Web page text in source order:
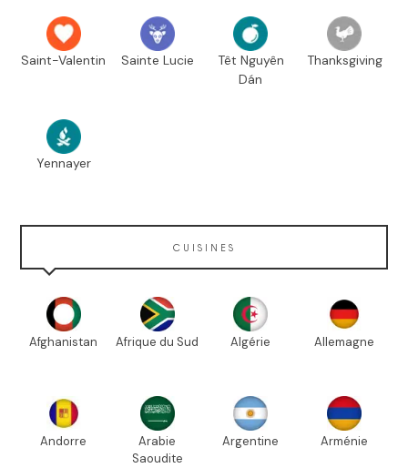
Saint-Valentin Sainte Lucie
Têt Nguyên
Dán
Thanksgiving
Yennayer
CUISINES
Afghanistan Afrique du Sud Algérie Allemagne
Andorre
Arabie
Saoudite
Argentine Arménie